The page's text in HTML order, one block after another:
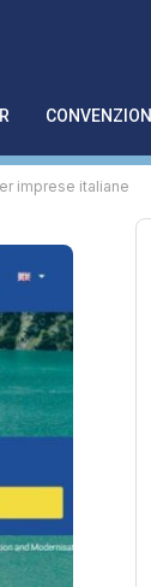
CONVENZIONI
imprese italiane